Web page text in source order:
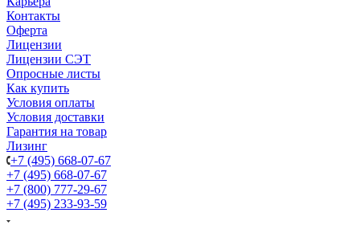
Контакты
Оферта
Лицензии
Лицензии СЭТ
Опросные листы
Как купить
Условия оплаты
Условия доставки
Гарантия на товар
Лизинг
+7 (495) 668-07-67
+7 (495) 668-07-67
+7 (800) 777-29-67
+7 (495) 233-93-59